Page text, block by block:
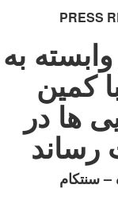
States.
lock (
PRESS
به
کمین
ها در
رساند
– سنتکام